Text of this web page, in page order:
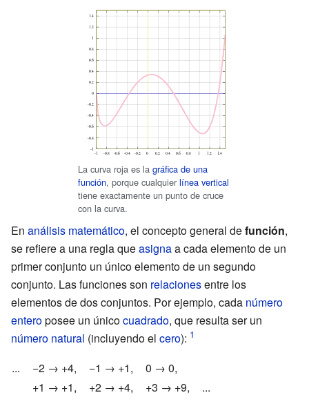
La curva roja es la gráfica de una
función, porque cualquier línea vertical
tiene exactamente un punto de cruce
con la curva.
En análisis matemático, el concepto general defunción,
se refiere a una regla queasignaa cada elemento de un
primer conjunto un único elemento de un segundo
conjunto. Las funciones son relacionesentre los
elementos de dos conjuntos. Por ejemplo, cada número
enteroposee un únicocuadrado, que resulta ser un
número natural (incluyendo el cero):
...
−2 → +4, −1 → +1, 0 → 0,
+1 → +1, +2 → +4, +3 → +9,
...